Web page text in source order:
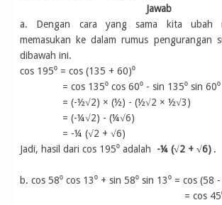
Jawab
a. Dengan cara yang sama kita ubah
memasukan ke dalam rumus pengurangan
dibawah ini.
cos 195⁰ = cos (135 + 60)⁰
= cos 135⁰ cos 60⁰ - sin 135⁰ sin 60⁰
= (-½√2) × (½) - (½√2 × ½√3)
= (-¼√2) - (¼√6)
= -¼ (√2 + √6)
Jadi, hasil dari cos 195⁰ adalah
-¼ (√2 + √6) .
b. cos 58⁰ cos 13⁰ + sin 58⁰ sin 13⁰ = cos (58
= cos